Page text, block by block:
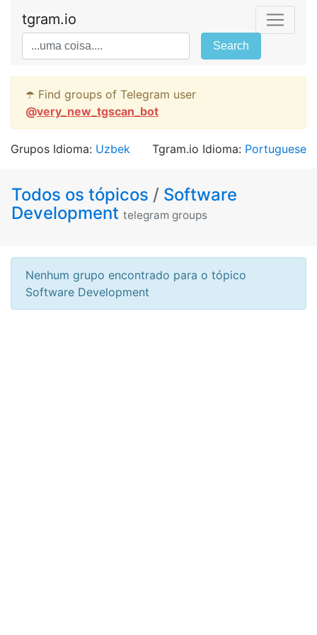
tgram.io
Search
☂️ Find groups of Telegram user
@very_new_tgscan_bot
Grupos Idioma: Uzbek Tgram.io Idioma: Portuguese
Todos os tópicos / Software
Development telegram groups
Nenhum grupo encontrado para o tópico
Software Development